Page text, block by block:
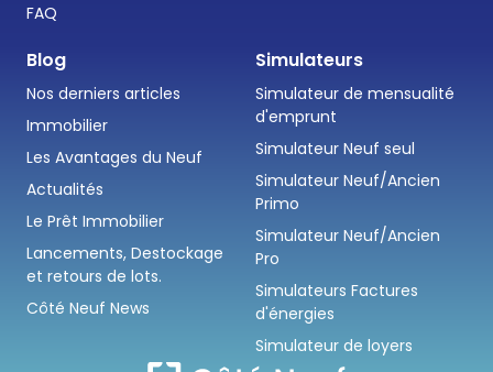
FAQ
Blog
Nos derniers articles
Immobilier
Les Avantages du Neuf
Actualités
Le Prêt Immobilier
Lancements, Destockage
et retours de lots.
Côté Neuf News
Simulateurs
Simulateur de mensualité
d'emprunt
Simulateur Neuf seul
Simulateur Neuf/Ancien
Primo
Simulateur Neuf/Ancien
Pro
Simulateurs Factures
d'énergies
Simulateur de loyers